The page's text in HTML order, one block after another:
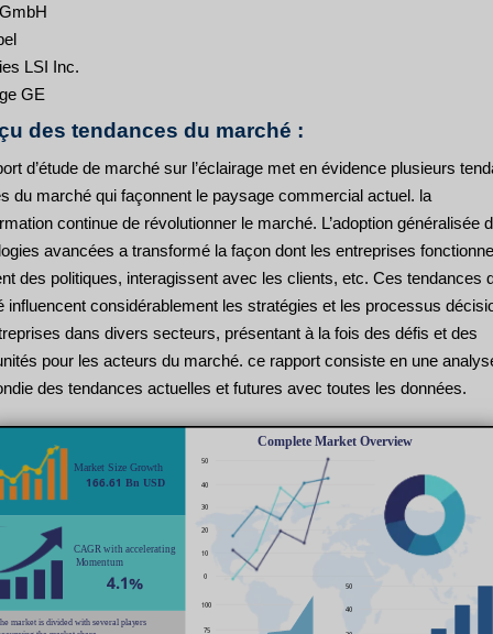
LSI Inc.
GE
des tendances du marché :
d’étude de marché sur l’éclairage met en évidence plusieurs
du marché qui façonnent le paysage commercial actuel. la
continue de révolutionner le marché. L’adoption généralisée
avancées a transformé la façon dont les entreprises
des politiques, interagissent avec les clients, etc. Ces tendances
influencent considérablement les stratégies et les processus
dans divers secteurs, présentant à la fois des défis et des
pour les acteurs du marché. ce rapport consiste en une
des tendances actuelles et futures avec toutes les données.